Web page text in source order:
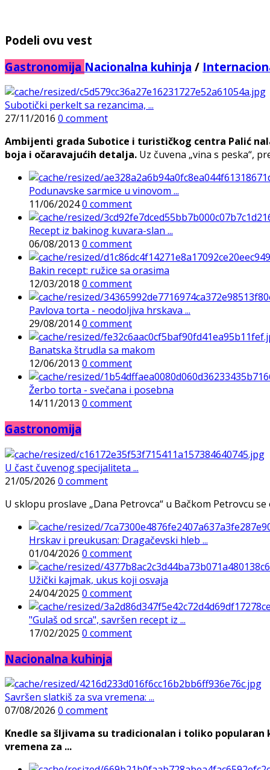
Podeli ovu vest
Gastronomija Nacionalna kuhinja /
Subotički perkelt sa rezancima, ...
27/11/2016 0 comment
Ambijenti grada Subotice i turističkog centra Palić
boja i očaravajućih detalja. Uz čuvena „vina s peska“,
Podunavske sarmice u vinovom ...
11/06/20240 comment
Recept iz bakinog kuvara-slan ...
06/08/2013 0 comment
Bakin recept: ružice sa orasima
12/03/2018 0 comment
Pavlova torta - neodoljiva hrskava ...
29/08/20140 comment
Banatska štrudla sa makom
12/06/2013 0 comment
Žerbo torta - svečana i posebna
14/11/2013 0 comment
Gastronomija
U čast čuvenog specijaliteta ...
21/05/2026 0 comment
U sklopu proslave „Dana Petrovca“ u Bačkom Petrovcu
Hrskav i preukusan: Dragačevski hleb ...
01/04/2026 0 comment
Užički kajmak, ukus koji osvaja
24/04/2025 0 comment
"Gulaš od srca", savršen recept iz ...
17/02/2025 0 comment
Nacionalna kuhinja
Savršen slatkiš za sva vremena: ...
07/08/2026 0 comment
Knedle sa šljivama su tradicionalan i toliko
vremena za ...